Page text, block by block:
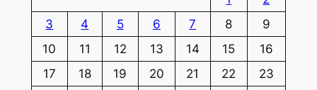
3
4 5 6 7 8
9
10
11 12 13 14 15
16
17
18 19 20 21 22
23